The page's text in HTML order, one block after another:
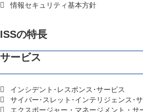
情報セキュリティ基本方針
ISSの特長
サービス
インシデント･レスポンス･サービス
サイバー･スレット･インテリジェンス･
エクスポージャー・マネージメント・サ